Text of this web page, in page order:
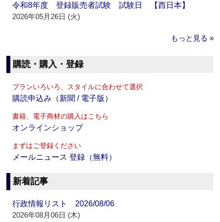
令和8年度 登録販売者試験 試験日 【西日本】
2026年05月26日 (火)
もっと見る »
購読・購入・登録
プランいろいろ、スタイルに合わせて選択
購読申込み（新聞 / 電子版）
書籍、電子商材の購入はこちら
オンラインショップ
まずはご登録ください
メールニュース 登録（無料）
新着記事
行政情報リスト 2026/08/06
2026年08月06日 (木)